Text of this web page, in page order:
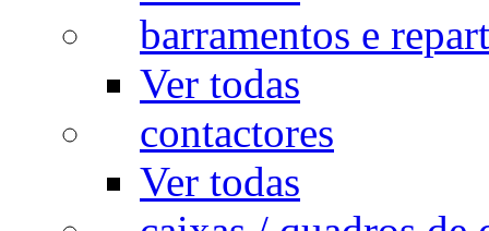
barramentos e
Ver todas
contactores
Ver todas